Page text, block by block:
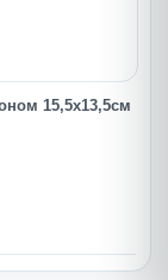
15,5х13,5см